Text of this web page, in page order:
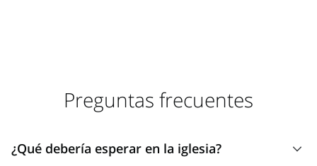
Preguntas frecuentes
¿Qué debería esperar en la iglesia?